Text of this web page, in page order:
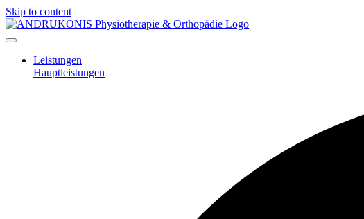
Skip to content
Leistungen
Hauptleistungen